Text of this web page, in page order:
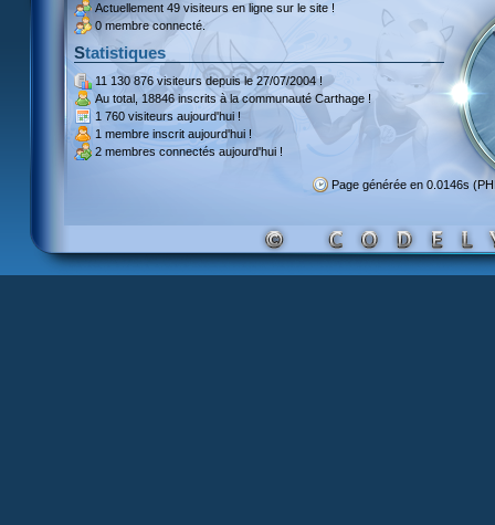
Actuellement 49 visiteurs en ligne sur le site !
0 membre connecté.
Statistiques
11 130 876 visiteursdepuis le 27/07/2004 !
Au total, 18846 inscritsà la communauté Carthage !
1 760 visiteurs aujourd'hui !
1 membre inscrit aujourd'hui !
2 membres connectés aujourd'hui !
Page générée en 0.0146s